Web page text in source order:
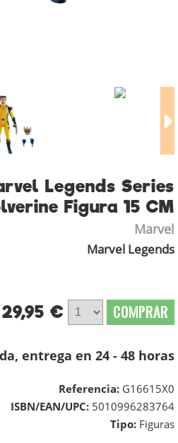
Legends Series
Figura 15 CM
Marvel
Marvel Legends
29,95 € COMPRAR
entrega en 24 - 48 horas
Referencia: G16615X0
ISBN/EAN/UPC: 5010996283764
Tipo: Figuras